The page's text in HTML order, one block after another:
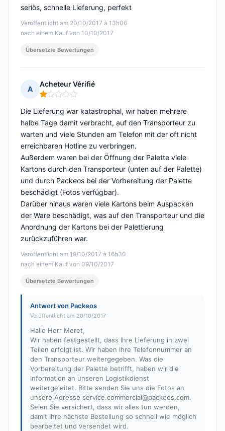
Veröffentlicht am 20/10/2017 à 13h06
nach einem Kauf von 10/10/2017
seriös, schnelle Lieferung, perfekt
Übersetzte Bewertungen
A
Acheteur Vérifié
Hinweis: 1 von 5
Veröffentlicht am 19/10/2017 à 16h30
nach einem Kauf von 09/10/2017
Die Lieferung war katastrophal, wir haben mehrere
halbe Tage damit verbracht, auf den Transporteur zu
warten und viele Stunden am Telefon mit der oft nicht
erreichbaren Hotline zu verbringen.
Außerdem waren bei der Öffnung der Palette viele
Kartons durch den Transporteur (unten auf der Palette)
und durch Packeos bei der Vorbereitung der Palette
beschädigt (Fotos verfügbar).
Darüber hinaus waren viele Kartons beim Auspacken
der Ware beschädigt, was auf den Transporteur und die
Anordnung der Kartons bei der Palettierung
zurückzuführen war.
Übersetzte Bewertungen
Antwort von Packeos
Veröffentlicht am 20/10/2017
Hallo Herr Meret,
Wir haben festgestellt, dass Ihre Lieferung in zwei
Teilen erfolgt ist. Wir haben Ihre Telefonnummer an
den Transporteur weitergegeben. Was die
Vorbereitung der Palette betrifft, haben wir die
Information an unseren Logistikdienst
weitergeleitet. Bitte senden Sie uns die Fotos an
unsere Adresse service.commercial@packeos.com.
Seien Sie versichert, dass wir alles tun werden,
damit Ihre nächste Bestellung so schnell wie möglich
bearbeitet und versendet wird.